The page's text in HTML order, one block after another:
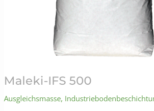
Maleki-IFS 500
Ausgleichsmasse,